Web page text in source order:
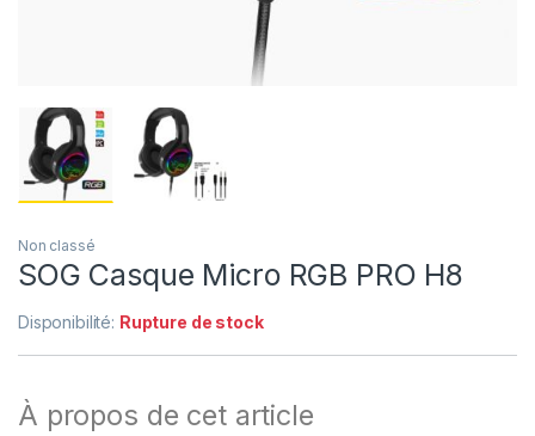
Non classé
SOG Casque Micro RGB PRO H8
Disponibilité: Rupture de stock
À propos de cet article